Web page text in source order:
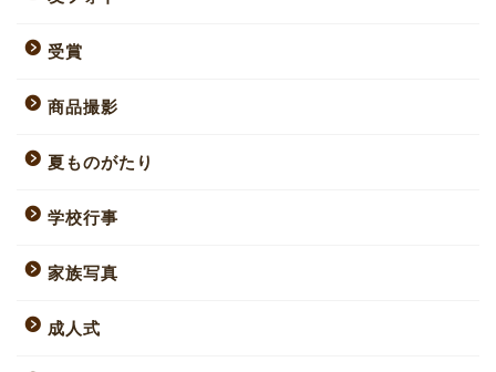
受賞
商品撮影
夏ものがたり
学校行事
家族写真
成人式